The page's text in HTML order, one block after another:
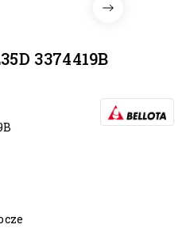
3374419B